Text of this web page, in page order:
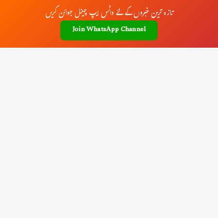
تازہ ترین خبروں کے لئے واٹس ایپ چینل جوائن کریں
Join WhatsApp Channel